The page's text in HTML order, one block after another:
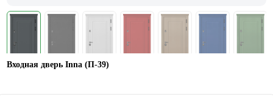
Входная дверь Inna (П-39)